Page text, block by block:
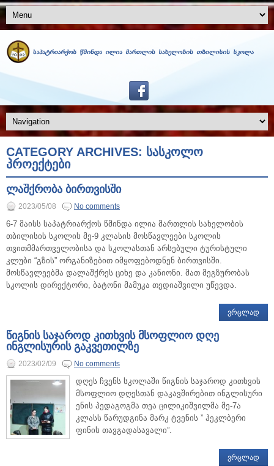
CATEGORY ARCHIVES: ᲡᲐᲡᲙᲝᲚᲝ
ᲞᲠᲝᲔᲥᲢᲔᲑᲘ
ლაშქრობა ბირთვისში
2023/05/08 No comments
6-7 მაისს საპატრიარქოს წმინდა ილია მართლის სახელობის
თბილისის სკოლის მე-9 კლასის მოსწავლეები სკოლის
თვითმმართველობისა და სკოლასთან არსებული ტურისტული
კლუბი “გზის” ორგანიზებით იმყოფებოდნენ ბირთვისში.
მოსწავლეებმა დალაშქრეს ციხე და კანიონი. მათ მეგზურობას
სკოლის დირექტორი, ბატონი მამუკა თედიაშვილი უწევდა.
ᲕᲠᲪᲚᲐᲓ
წიგნის საჯაროდ კითხვის მსოფლიო დღე
ინგლისურის გაკვეთილზე
2023/02/09 No comments
დღეს ჩვენს სკოლაში წიგნის საჯაროდ კითხვის
მსოფლიო დღესთან დაკავშირებით ინგლისური
ენის პედაგოგმა თეა ცილიკიშვილმა მე-7ა
კლასს წარუდგინა მარკ ტვენის ” ჰეკლბერი
ფინის თავგადასავალი”.
ᲕᲠᲪᲚᲐᲓ